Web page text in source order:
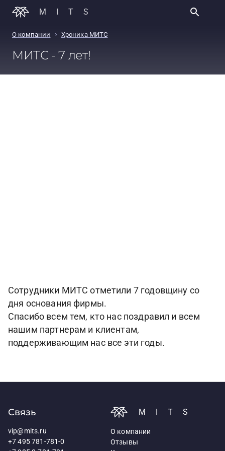
MITS
О компании › Хроника МИТС
МИТС - 7 лет!
Сотрудники МИТС отметили 7 годовщину со
дня основания фирмы.
Спасибо всем тем, кто нас поздравил и всем
нашим партнерам и клиентам,
поддерживающим нас все эти годы.
Связь
vip@mits.ru
+7 495 781-781-0
MITS
О компании
Отзывы